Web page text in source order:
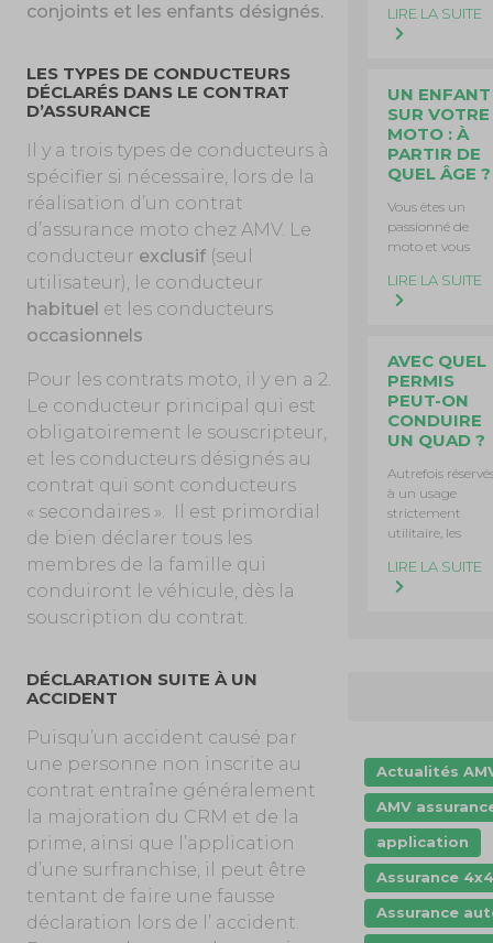
conjoints et les enfants désignés.
LES TYPES DE CONDUCTEURS
DÉCLARÉS DANS LE CONTRAT
D’ASSURANCE
Il y a trois types de conducteurs à
spécifier si nécessaire, lors de la
réalisation d’un contrat
d’assurance moto chez AMV. Le
conducteur exclusif(seul
utilisateur), le conducteur
habituel et les conducteurs
occasionnels
Pour les contrats moto, il y en a 2.
Le conducteur principal qui est
obligatoirement le souscripteur,
et les conducteurs désignés au
contrat qui sont conducteurs
« secondaires ». Il est primordial
de bien déclarer tous les
membres de la famille qui
conduiront le véhicule, dès la
souscription du contrat.
DÉCLARATION SUITE À UN
ACCIDENT
Puisqu’un accident causé par
une personne non inscrite au
contrat entraîne généralement
la majoration du CRM et de la
prime, ainsi que l’application
d’une surfranchise, il peut être
tentant de faire une fausse
déclaration lors de l’ accident.
LIRE LA SUITE
UN ENFANT
SUR VOTRE
MOTO : À
PARTIR DE
QUEL ÂGE ?
Vous êtes un
passionné de
moto et vous
LIRE LA SUITE
AVEC QUEL
PERMIS
PEUT-ON
CONDUIRE
UN QUAD ?
Autrefois
à un usage
strictement
utilitaire, les
LIRE LA SUITE
Actualités
AMV
application
Assurance 4x4
Assurance